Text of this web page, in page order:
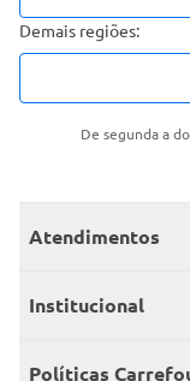
Demais regiões:
De segunda a
Atendimentos
Meus pedidos
Institucional
Grupo Carrefour
Políticas